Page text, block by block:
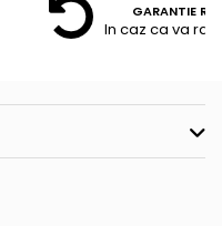
GARANTIE
In caz ca va